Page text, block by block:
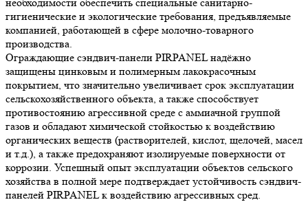
гигиенические и экологические требования, предъявляемые
компанией, работающей в сфере молочно-товарного
производства.
Ограждающие сэндвич-панели PIRPANEL надёжно
защищены цинковым и полимерным лакокрасочным
покрытием, что значительно увеличивает срок эксплуатации
сельскохозяйственного объекта, а также способствует
противостоянию агрессивной среде с аммиачной группой
газов и обладают химической стойкостью к воздействию
органических веществ (растворителей, кислот, щелочей, масел
и т.д.), а также предохраняют изолируемые поверхности от
коррозии. Успешный опыт эксплуатации объектов сельского
хозяйства в полной мере подтверждает устойчивость сэндвич-
панелей PIRPANEL к воздействию агрессивных сред.